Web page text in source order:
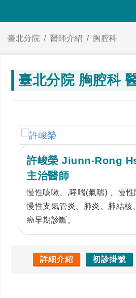
臺北分院 醫師介紹 胸腔科
臺北分院 胸腔科
許峻榮 Jiunn-Rong
主治醫師
慢性咳嗽、,哮喘(氣喘) 、慢性
慢性支氣管炎、肺炎、肺結核
癌早期診斷。
詳細介紹 初診掛號